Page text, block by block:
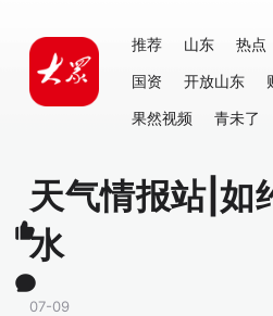
推荐 山东 热点
国资
开放山东
果然视频
青未了
天气情报站|如
水
07-09